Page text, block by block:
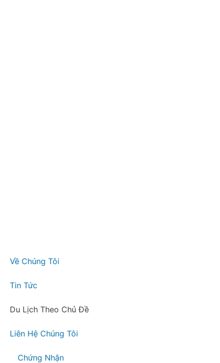
Về Chúng Tôi
Tin Tức
Du Lịch Theo Chủ Đề
Liên Hệ Chúng Tôi
Chứng Nhận